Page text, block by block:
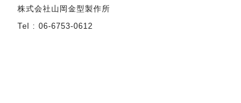
株式会社山岡金型製作所
Tel : 06-6753-0612